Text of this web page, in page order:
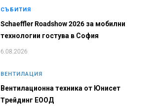
СЪБИТИЯ
Schaeffler Roadshow 2026 за мобилни
технологии гостува в София
6.08.2026
ВЕНТИЛАЦИЯ
Вентилационна техника от Юнисет
Tрейдинг ЕООД